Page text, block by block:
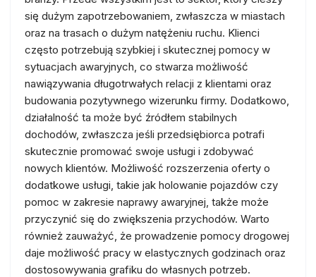
się dużym zapotrzebowaniem, zwłaszcza w miastach
oraz na trasach o dużym natężeniu ruchu. Klienci
często potrzebują szybkiej i skutecznej pomocy w
sytuacjach awaryjnych, co stwarza możliwość
nawiązywania długotrwałych relacji z klientami oraz
budowania pozytywnego wizerunku firmy. Dodatkowo,
działalność ta może być źródłem stabilnych
dochodów, zwłaszcza jeśli przedsiębiorca potrafi
skutecznie promować swoje usługi i zdobywać
nowych klientów. Możliwość rozszerzenia oferty o
dodatkowe usługi, takie jak holowanie pojazdów czy
pomoc w zakresie naprawy awaryjnej, także może
przyczynić się do zwiększenia przychodów. Warto
również zauważyć, że prowadzenie pomocy drogowej
daje możliwość pracy w elastycznych godzinach oraz
dostosowywania grafiku do własnych potrzeb.